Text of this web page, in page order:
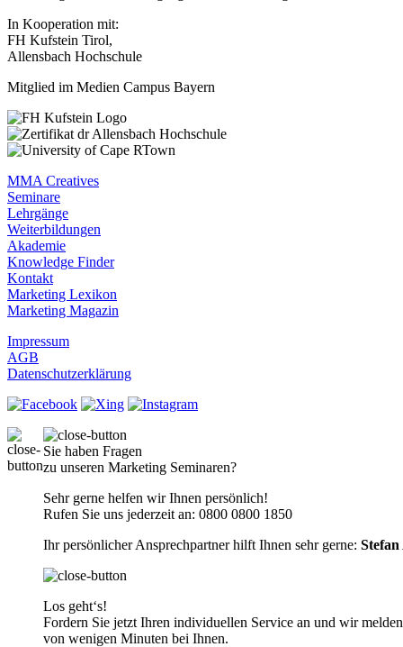
In Kooperation mit:
FH Kufstein Tirol,
Allensbach Hochschule
Mitglied im Medien Campus Bayern
MMA Creatives
Seminare
Lehrgänge
Weiterbildungen
Akademie
Knowledge Finder
Kontakt
Marketing Lexikon
Marketing Magazin
Impressum
AGB
Datenschutzerklärung
Sie haben Fragen
zu unseren Marketing Seminaren?
Sehr gerne helfen wir Ihnen persönlich!
Rufen Sie uns jederzeit an: 0800 0800 1850
Ihr persönlicher Ansprechpartner hilft Ihnen sehr gerne:
Los geht‘s!
Fordern Sie jetzt Ihren individuellen Service an und wir
von wenigen Minuten bei Ihnen.